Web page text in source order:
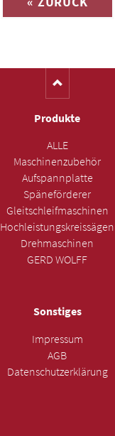
Produkte
ALLE
Maschinenzubehör
Aufspannplatte
Späneförderer
Gleitschleifmaschinen
Hochleistungskreissägen
Drehmaschinen
GERD WOLFF
Sonstiges
Impressum
AGB
Datenschutzerklärung